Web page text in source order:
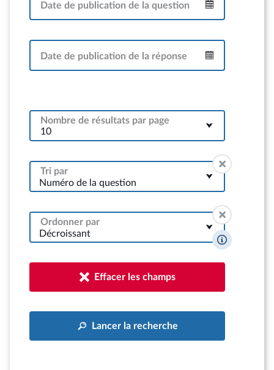
Date de publication de la question
Date de publication de la réponse
Nombre de résultats par page
Tri par
Numéro de la question
Ordonner par
Décroissant
Effacer les champs
Lancer la recherche